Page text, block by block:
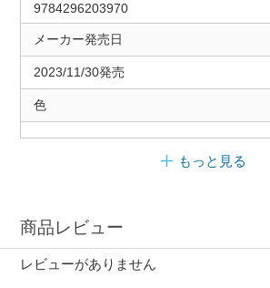
9784296203970
メーカー発売日
2023/11/30発売
色
もっと見る
商品レビュー
レビューがありません